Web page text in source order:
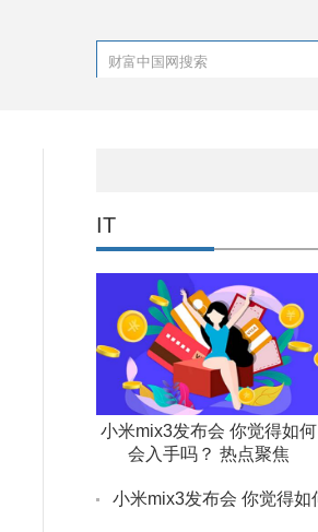
IT
小米mix3发布会 你觉得如何
会入手吗？ 热点聚焦
小米mix3发布会 你觉得如